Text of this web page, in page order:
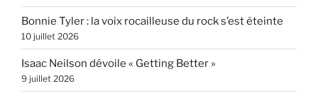
Bonnie Tyler : la voix rocailleuse du rock s’est éteinte
10 juillet 2026
Isaac Neilson dévoile « Getting Better »
9 juillet 2026